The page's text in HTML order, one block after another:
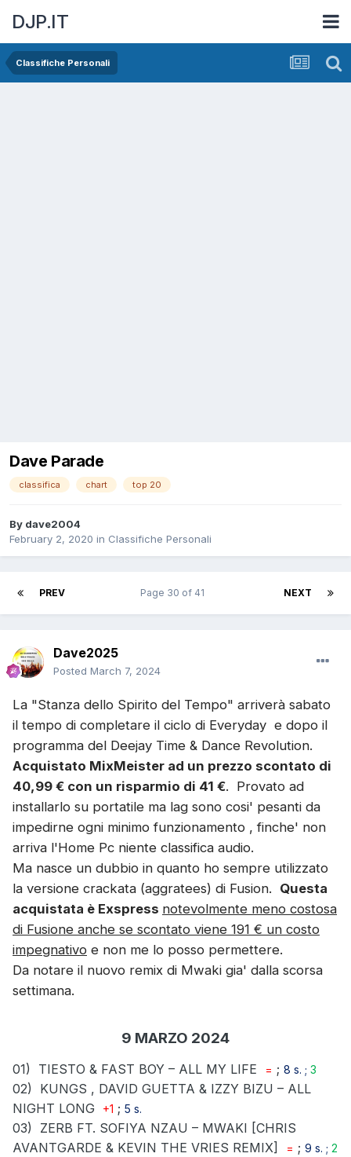
DJP.IT
Classifiche Personali
Dave Parade
classifica chart top 20
By dave2004
February 2, 2020 in Classifiche Personali
PREV NEXT
Page 30 of 41
Dave2025
Posted March 7, 2024
La "Stanza dello Spirito del Tempo" arriverà sabato
il tempo di completare il ciclo di Everyday e dopo il
programma del Deejay Time & Dance Revolution.
Acquistato MixMeister ad un prezzo scontato di
40,99 € con un risparmio di 41 €. Provato ad
installarlo su portatile ma lag sono cosi' pesanti da
impedirne ogni minimo funzionamento , finche' non
arriva l'Home Pc niente classifica audio.
Ma nasce un dubbio in quanto ho sempre utilizzato
la versione crackata (aggratees) di Fusion. Questa
acquistata è Exspress notevolmente meno costosa
di Fusione anche se scontato viene 191 € un costo
impegnativo e non me lo posso permettere.
Da notare il nuovo remix di Mwaki gia' dalla scorsa
settimana.
9 MARZO 2024
01) TIESTO & FAST BOY – ALL MY LIFE = ; 8 s. ; 3
02)
KUNGS , DAVID GUETTA & IZZY BIZU – ALL
NIGHT LONG
+1 ; 5 s.
03)
ZERB FT. SOFIYA NZAU – MWAKI [CHRIS
AVANTGARDE & KEVIN THE VRIES REMIX]
= ; 9 s. ; 2